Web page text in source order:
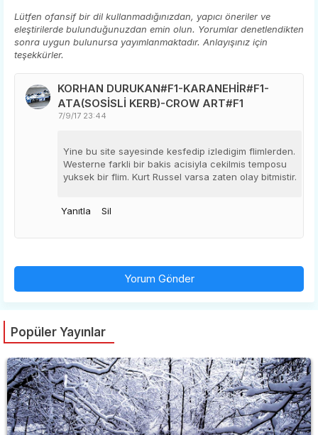
Lütfen ofansif bir dil kullanmadığınızdan, yapıcı öneriler ve
eleştirilerde bulunduğunuzdan emin olun. Yorumlar denetlendikten
sonra uygun bulunursa yayımlanmaktadır. Anlayışınız için
teşekkürler.
KORHAN DURUKAN#F1-KARANEHİR#F1-
ATA(SOSİSLİ KERB)-CROW ART#F1
7/9/17 23:44
Yine bu site sayesinde kesfedip izledigim flimlerden.
Westerne farkli bir bakis acisiyla cekilmis temposu
yuksek bir flim. Kurt Russel varsa zaten olay bitmistir.
Yanıtla Sil
Yorum Gönder
Popüler Yayınlar